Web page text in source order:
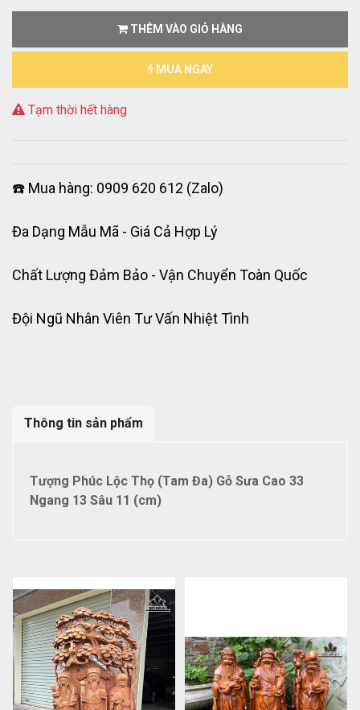
THÊM VÀO GIỎ HÀNG
MUA NGAY
Tạm thời hết hàng
☎️ Mua hàng: 0909 620 612 (Zalo)
Đa Dạng Mẫu Mã - Giá Cả Hợp Lý
Chất Lượng Đảm Bảo - Vận Chuyển Toàn Quốc
Đội Ngũ Nhân Viên Tư Vấn Nhiệt Tình
Thông tin sản phẩm
Tượng Phúc Lộc Thọ (Tam Đa) Gỗ Sưa Cao 33
Ngang 13 Sâu 11 (cm)